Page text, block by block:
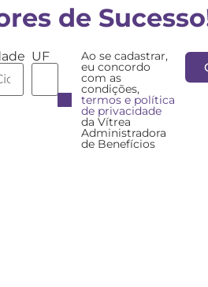
de
UF Ao se cadastrar,
eu concordo
com as
condições,
termos e política
de privacidade
da Vítrea
Administradora
de Benefícios